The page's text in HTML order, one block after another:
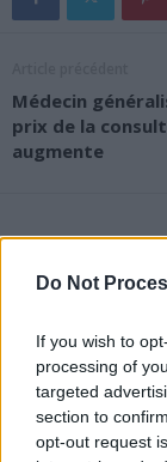
Do Not
If you wish to
processing of
targeted
section to
opt-out request
Médecin
prix de la
augmente